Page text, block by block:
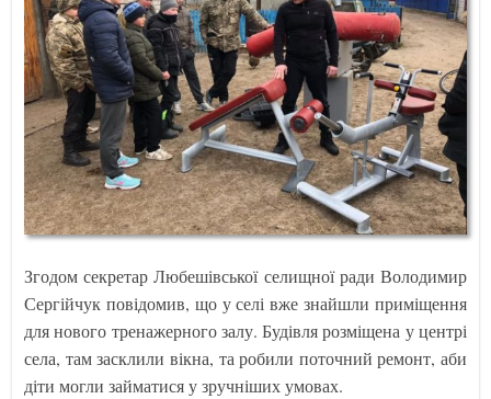
Згодом секретар Любешівської селищної ради Володимир
Сергійчук повідомив, що у селі вже знайшли приміщення
для нового тренажерного залу. Будівля розміщена у центрі
села, там засклили вікна, та робили поточний ремонт, аби
діти могли займатися у зручніших умовах.